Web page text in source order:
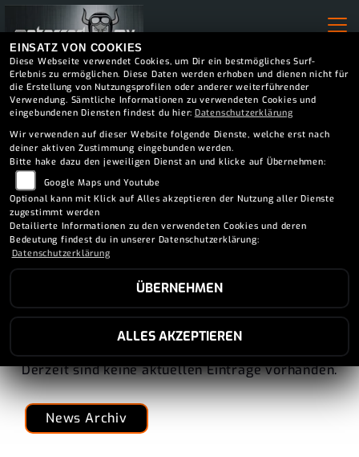
NEWS
Bleib immer auf dem Laufenden
mit unseren Neuigkeiten und
News.
Derzeit sind keine aktuellen Einträge vorhanden.
News Archiv
EINSATZ VON COOKIES
Diese Webseite verwendet Cookies, um Dir ein bestmögliches Surf-
Erlebnis zu ermöglichen. Diese Daten werden erhoben und dienen nicht für
die Erstellung von Nutzungsprofilen oder anderer weiterführender
Verwendung. Sämtliche Informationen zu verwendeten Cookies und
eingebundenen Diensten findest du hier: Datenschutzerklärung
Wir verwenden auf dieser Website folgende Dienste, welche erst nach
deiner aktiven Zustimmung eingebunden werden.
Bitte hake dazu den jeweiligen Dienst an und klicke auf Übernehmen:
Google Maps und Youtube
Optional kann mit Klick auf Alles akzeptieren der Nutzung aller Dienste
zugestimmt werden
Detailierte Informationen zu den verwendeten Cookies und deren
Bedeutung findest du in unserer Datenschutzerklärung:
Datenschutzerklärung
ÜBERNEHMEN
ALLES AKZEPTIEREN